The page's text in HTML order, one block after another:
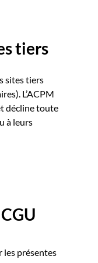
tiers
sites tiers
L’ACPM
décline toute
à leurs
les présentes